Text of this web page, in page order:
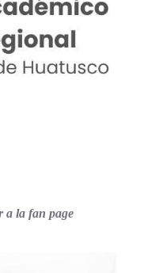
a la fan page